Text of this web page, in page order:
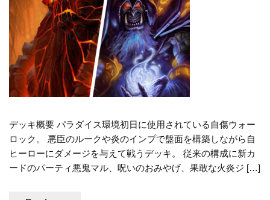
デッキ概要 パラダイス環境初日に使用されている自傷ウォー
ロック。 悪臣のルークや炎のインプで盤面を構築しながら自
ヒーローにダメージを与えて戦うデッキ。 従来の構成に新カ
ードのパーティ悪鬼マル、呪いのおみやげ、果敢な火炎ジ […]